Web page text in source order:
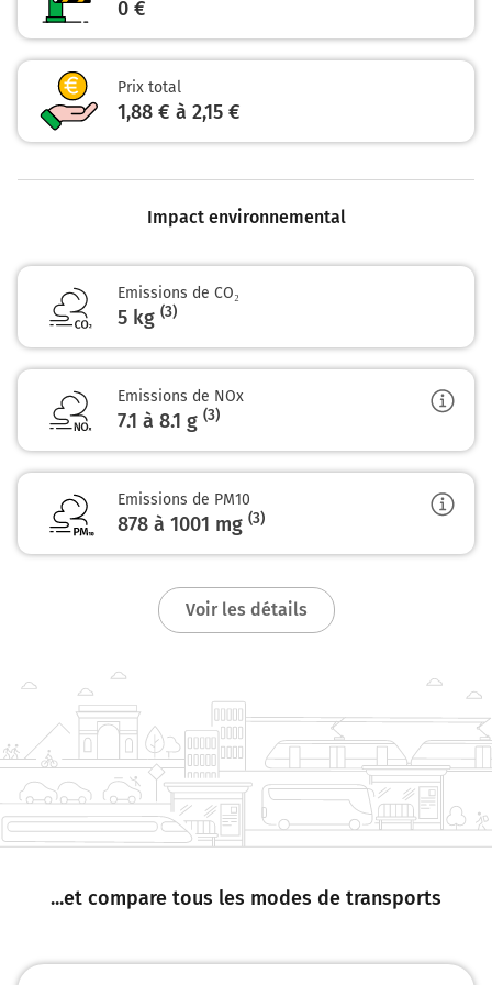
D642
Prendre à droite et rejoindre D642 (Avenue Charles de
16,4 km
Tourner à gauche sur Boulevard de la République et
continuer sur 300 mètres
mètres
17,6 km
0h19
0 €
Prix total
1,88 € à 2,15 €
Impact environnemental
Emissions de CO₂
5 kg (3)
Emissions de NOx
7.1 à 8.1 g (3)
Emissions de PM10
878 à 1001 mg (3)
Voir les détails
...et compare tous les modes de transports